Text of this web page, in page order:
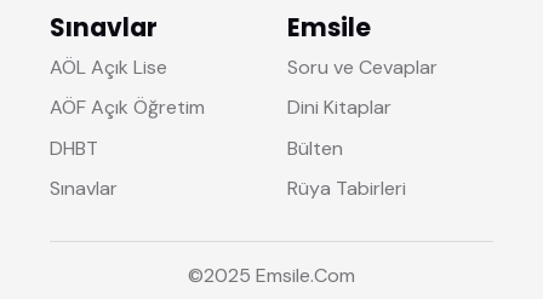
Sınavlar
AÖL Açık Lise
AÖF Açık Öğretim
DHBT
Sınavlar
Emsile
Soru ve Cevaplar
Dini Kitaplar
Bülten
Rüya Tabirleri
©2025 Emsile.Com